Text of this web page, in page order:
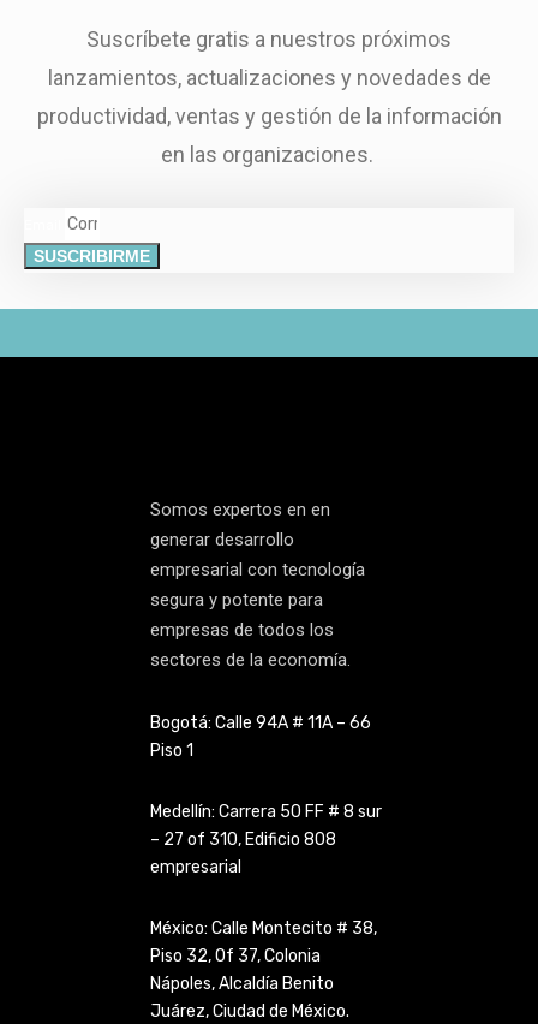
Suscríbete gratis a nuestros próximos
lanzamientos, actualizaciones y novedades de
productividad, ventas y gestión de la información
en las organizaciones.
SUSCRIBIRME
Somos expertos en en
generar desarrollo
empresarial con tecnología
segura y potente para
empresas de todos los
sectores de la economía.
Bogotá: Calle 94A # 11A – 66
Piso 1
Medellín: Carrera 50 FF # 8 sur
– 27 of 310, Edificio 808
empresarial
México: Calle Montecito # 38,
Piso 32, Of 37, Colonia
Nápoles,Alcaldía Benito
Juárez, Ciudad de México.